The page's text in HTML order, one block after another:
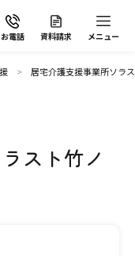
お電話 資料請求 メニュー
居宅介護支援事業所ソラ
スト竹ノ